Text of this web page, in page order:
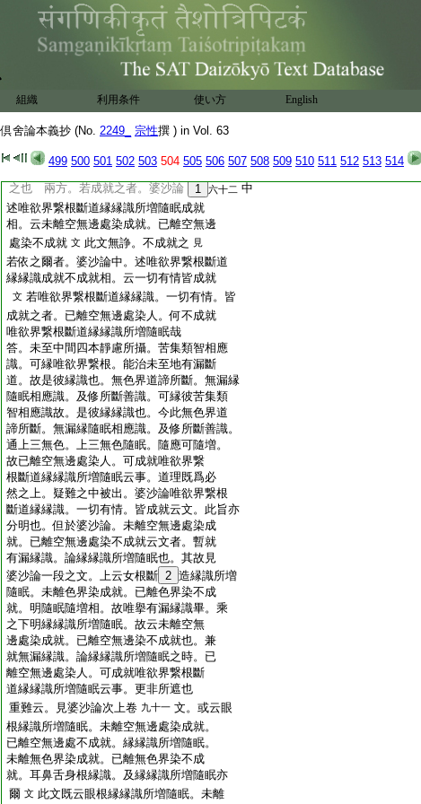
組織 利用条件 使い方 English
倶舍論本義抄 (No. 2249_ 宗性撰 ) in Vol. 63
499 500 501 502 503 504 505 506 507 508 509 510 511 512 513 514
縁縁識所増隨眠。等無間生十五部心 爲言
今聊簡之趣。全不順婆沙論文哉
答。婆沙論。亦爾之言。隨應可得意歟。耳鼻
舌舌身意樂喜根滅縁識。及縁縁識。所増隨
滅縁識。及縁縁識。所増隨眠。等無間所生心。
云亦爾歟
問。已離空無邊處染人。可成就唯欲界繋
根斷道縁 9 云識所増隨眠耶答。可成就
之也 兩方。若成就之者。婆沙論 1 六十二 中
述唯欲界繋根斷道縁縁識所増隨眠成就
相。云未離空無邊處染成就。已離空無邊
處染不成就 文 此文無諍。不成就之 見
若依之爾者。婆沙論中。述唯欲界繋根斷道
縁縁識成就不成就相。云一切有情皆成就
文 若唯欲界繋根斷道縁縁識。一切有情。皆
成就之者。已離空無邊處染人。何不成就
唯欲界繋根斷道縁縁識所増隨眠哉
答。未至中間四本靜慮所攝。苦集類智相應
識。可縁唯欲界繋根。能治未至地有漏斷
道。故是彼縁識也。無色界道諦所斷。無漏縁
隨眠相應識。及修所斷善識。可縁彼苦集類
智相應識故。是彼縁縁識也。今此無色界道
諦所斷。無漏縁隨眠相應識。及修所斷善識。
通上三無色。上三無色隨眠。隨應可隨増。
故已離空無邊處染人。可成就唯欲界繋
根斷道縁縁識所増隨眠云事。道理既爲必
然之上。疑難之中被出。婆沙論唯欲界繋根
斷道縁縁識。一切有情。皆成就云文。此旨亦
分明也。但於婆沙論。未離空無邊處染成
就。已離空無邊處染不成就云文者。暫就
有漏縁識。論縁縁識所増隨眠也。其故見
婆沙論一段之文。上云女根斷 2 造縁識所増
隨眠。未離色界染成就。已離色界染不成
就。明隨眠隨増相。故唯擧有漏縁識畢。乘
之下明縁縁識所増隨眠。故云未離空無
邊處染成就。已離空無邊染不成就也。兼
就無漏縁識。論縁縁識所増隨眠之時。已
離空無邊處染人。可成就唯欲界繋根斷
道縁縁識所増隨眠云事。更非所遮也
重難云。見婆沙論次上卷 九十一 文。或云眼
根縁識所増隨眠。未離空無邊處染成就。
已離空無邊處不成就。縁縁識所増隨眠。
未離無色界染成就。已離無色界染不成
就。耳鼻舌身根縁識。及縁縁識所増隨眠亦
爾 文 此文既云眼根縁縁識所増隨眠。未離